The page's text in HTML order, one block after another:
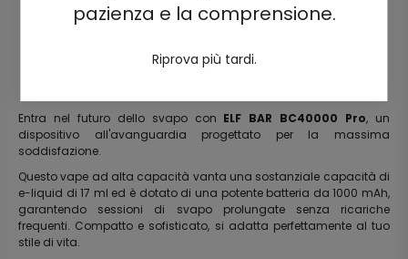
pazienza e la comprensione.
Riprova più tardi.
Entra nel futuro dello svapo con ELF BAR BC40000 Pro, un
dispositivo all'avanguardia progettato per la massima
soddisfazione.
Questo vape ad alta capacità vanta una sostanziale capacità di
e-liquid di 17 ml ed è dotato di una potente batteria da 1000 mAh,
garantendo sessioni di svapo prolungate senza ricariche
frequenti. Compatto e sofisticato, si adatta perfettamente al tuo
stile di vita.